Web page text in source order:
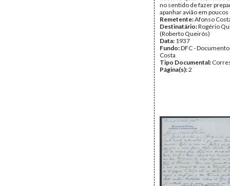
no sentido de fazer
apanhar avião em poucos
Remetente:Afonso
Destinatário:Rogério
(Roberto Queirós)
Data: 1937
Fundo:DFC -
Costa
Tipo Documental:
Página(s):2